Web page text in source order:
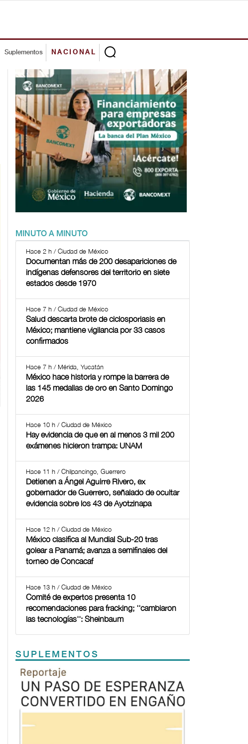
Suplementos NACIONAL
MINUTO A MINUTO
Hace 2 h / Ciudad de México
Documentan más de 200 desapariciones de
indígenas defensores del territorio en siete
estados desde 1970
Hace 7 h / Ciudad de México
Salud descarta brote de ciclosporiasis en
México; mantiene vigilancia por 33 casos
confirmados
Hace 7 h / Mérida, Yucatán
México hace historia y rompe la barrera de
las 145 medallas de oro en Santo Domingo
2026
Hace 10 h / Ciudad de México
Hay evidencia de que en al menos 3 mil 200
exámenes hicieron trampa: UNAM
Hace 11 h / Chilpancingo, Guerrero
Detienen a Ángel Aguirre Rivero, ex
gobernador de Guerrero, señalado de ocultar
evidencia sobre los 43 de Ayotzinapa
Hace 12 h / Ciudad de México
México clasifica al Mundial Sub-20 tras
golear a Panamá; avanza a semifinales del
torneo de Concacaf
Hace 13 h / Ciudad de México
Comité de expertos presenta 10
recomendaciones para fracking; ''cambiaron
las tecnologías'': Sheinbaum
SUPLEMENTOS